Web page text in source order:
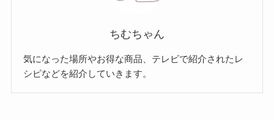
ちむちゃん
気になった場所やお得な商品、テレビで紹介されたレ
シピなどを紹介していきます。